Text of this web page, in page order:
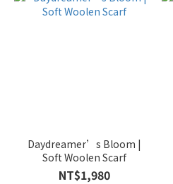
Daydreamer’s Bloom |
Soft Woolen Scarf
NT$1,980